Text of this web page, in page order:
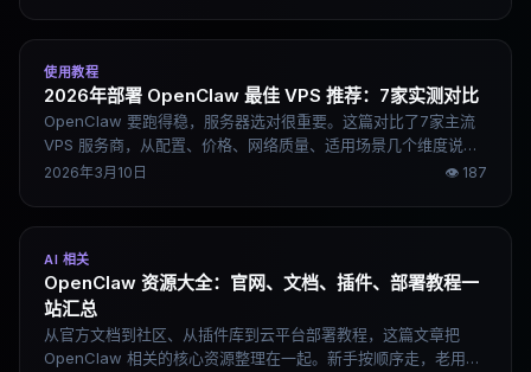
使用教程
2026年部署 OpenClaw 最佳 VPS 推荐：7家实测对比
OpenClaw 要跑得稳，服务器选对很重要。这篇对比了7家主流
VPS 服务商，从配置、价格、网络质量、适用场景几个维度说清
楚各家的实际差异，帮你直接选出适合自己的方案。
2026年3月10日 👁 187
AI 相关
OpenClaw 资源大全：官网、文档、插件、部署教程一
站汇总
从官方文档到社区、从插件库到云平台部署教程，这篇文章把
OpenClaw 相关的核心资源整理在一起。新手按顺序走，老用户